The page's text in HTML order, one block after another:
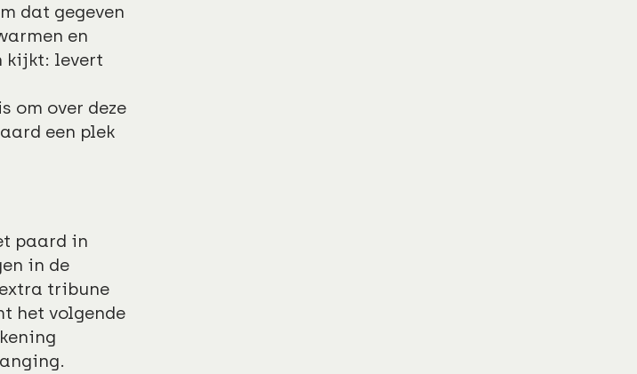
dat gegeven
en
kijkt: levert
om over deze
een plek
paard in
in de
tribune
het volgende